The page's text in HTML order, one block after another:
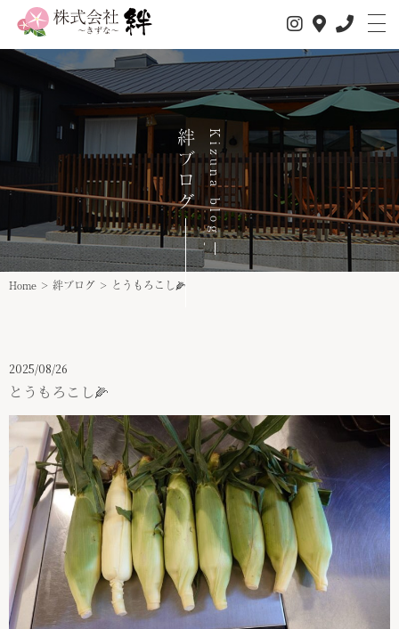
私たちについて
サービス内容
1日の流れ
事業所情報
求人情報
絆ブログ
お問い合わせ
パンフレット
029-875-6247
Kizuna blog
絆ブログ
Home > 絆ブログ > とうもろこし🌽
2025/08/26
とうもろこし🌽